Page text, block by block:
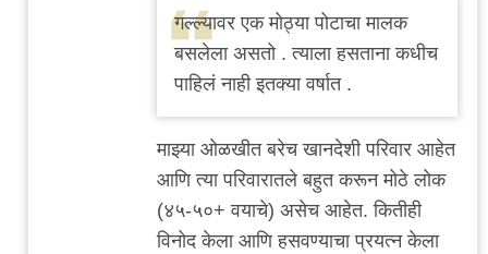
गल्ल्यावर एक मोठ्या पोटाचा मालक
बसलेला असतो . त्याला हसताना कधीच
पाहिलं नाही इतक्या वर्षात .
माझ्या ओळखीत बरेच खानदेशी परिवार आहेत
आणि त्या परिवारातले बहुत करून मोठे लोक
(४५-५०+ वयाचे) असेच आहेत. कितीही
विनोद केला आणि हसवण्याचा प्रयत्न केला